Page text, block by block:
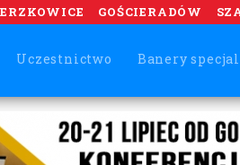
GOŚCIERADÓW
Uczestnictwo Banery